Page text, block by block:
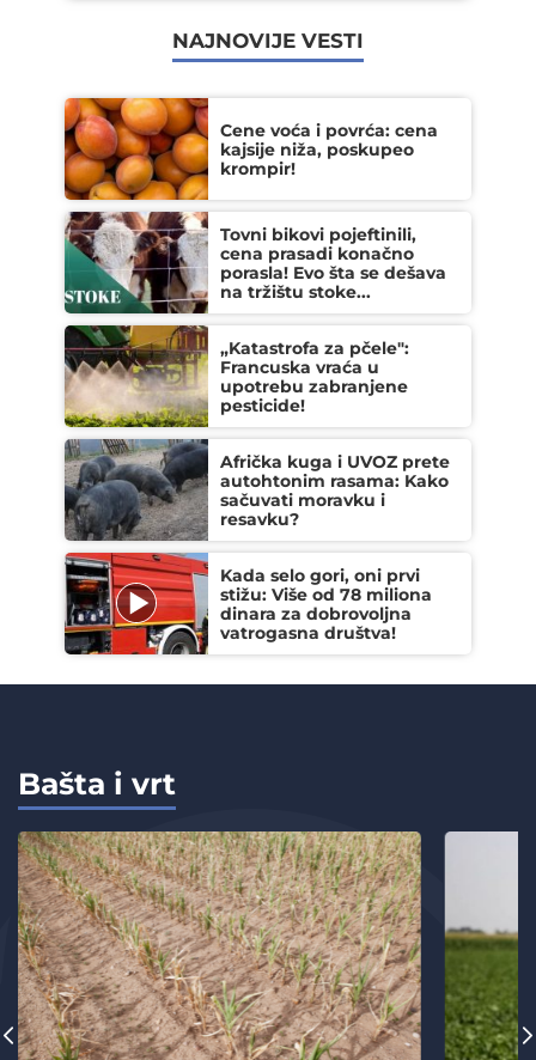
NAJNOVIJE VESTI
Cene voća i povrća: cena
kajsije niža, poskupeo
krompir!
Tovni bikovi pojeftinili,
cena prasadi konačno
porasla! Evo šta se dešava
na tržištu stoke...
„Katastrofa za pčele":
Francuska vraća u
upotrebu zabranjene
pesticide!
Afrička kuga i UVOZ prete
autohtonim rasama: Kako
sačuvati moravku i
resavku?
Kada selo gori, oni prvi
stižu: Više od 78 miliona
dinara za dobrovoljna
vatrogasna društva!
Bašta i vrt